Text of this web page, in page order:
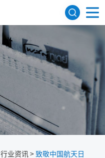
行业资讯 > 致敬中国航天日